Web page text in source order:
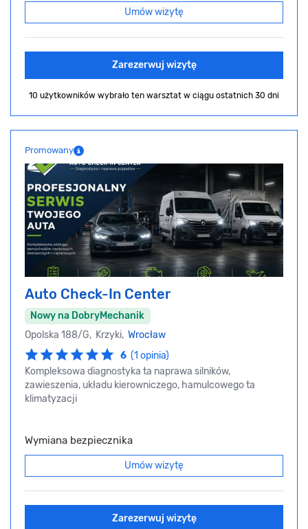
Umów wizytę
Zarezerwuj wizytę
10 użytkowników wybrało ten warsztat w ciągu ostatnich 30 dni
Promowany
Auto Check-In Center
Nowy na DobryMechanik
Opolska 188/G, Krzyki, Wrocław
6 (1 opinia)
Kompleksowa diagnostyka ta naprawa silników,
zawieszenia, układu kierowniczego, hamulcowego ta
klimatyzacji
Wymiana bezpiecznika
Umów wizytę
Zarezerwuj wizytę